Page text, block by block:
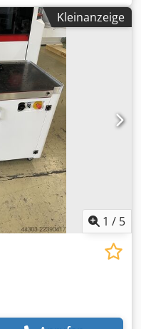
und hochstehende
Station mit den
Abkorf Durch den
kleine Teile in
Durchlaufbreite
Transportteppich
in
und
Vakuumpumpe welche
Kleinanzeige
1 / 5